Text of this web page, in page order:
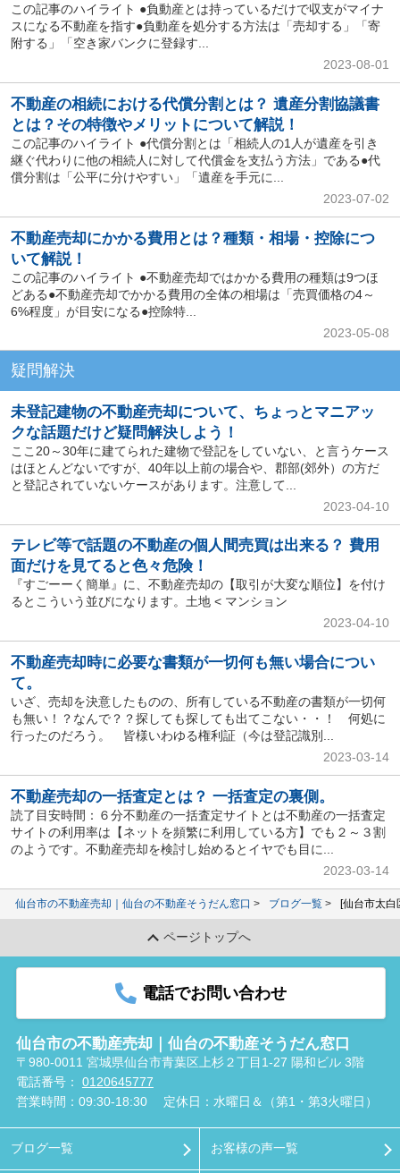
この記事のハイライト ●負動産とは持っているだけで収支がマイナ
スになる不動産を指す●負動産を処分する方法は「売却する」「寄
附する」「空き家バンクに登録す...
2023-08-01
不動産の相続における代償分割とは？ 遺産分割協議書
とは？その特徴やメリットについて解説！
この記事のハイライト ●代償分割とは「相続人の1人が遺産を引き
継ぐ代わりに他の相続人に対して代償金を支払う方法」である●代
償分割は「公平に分けやすい」「遺産を手元に...
2023-07-02
不動産売却にかかる費用とは？種類・相場・控除につ
いて解説！
この記事のハイライト ●不動産売却ではかかる費用の種類は9つほ
どある●不動産売却でかかる費用の全体の相場は「売買価格の4～
6%程度」が目安になる●控除特...
2023-05-08
疑問解決
未登記建物の不動産売却について、ちょっとマニアッ
クな話題だけど疑問解決しよう！
ここ20～30年に建てられた建物で登記をしていない、と言うケース
はほとんどないですが、40年以上前の場合や、郡部(郊外）の方だ
と登記されていないケースがあります。注意して...
2023-04-10
テレビ等で話題の不動産の個人間売買は出来る？ 費用
面だけを見てると色々危険！
『すごーーく簡単』に、不動産売却の【取引が大変な順位】を付け
るとこういう並びになります。土地 < マンション
2023-04-10
不動産売却時に必要な書類が一切何も無い場合につい
て。
いざ、売却を決意したものの、所有している不動産の書類が一切何
も無い！？なんで？？探しても探しても出てこない・・！ 何処に
行ったのだろう。 皆様いわゆる権利証（今は登記識別...
2023-03-14
不動産売却の一括査定とは？ 一括査定の裏側。
読了目安時間：６分不動産の一括査定サイトとは不動産の一括査定
サイトの利用率は【ネットを頻繁に利用している方】でも２～３割
のようです。不動産売却を検討し始めるとイヤでも目に...
2023-03-14
仙台市の不動産売却｜仙台の不動産そうだん窓口 ブログ一覧 [仙台市太
ページトップへ
電話でお問い合わせ
仙台市の不動産売却｜仙台の不動産そうだん窓口
〒980-0011 宮城県仙台市青葉区上杉２丁目1-27 陽和ビル 3階
電話番号： 0120645777
営業時間：09:30-18:30
定休日：水曜日＆（第1・第3火曜日）
ブログ一覧 お客様の声一覧